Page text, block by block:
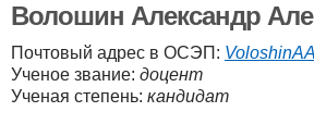
Волошин Александр
Почтовый адрес в ОСЭП:
Ученое звание: доцент
Ученая степень: кандидат